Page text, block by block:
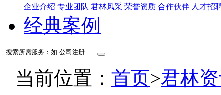
企业介绍 专业团队 君林风采 荣誉资质 合作伙伴 人才招
经典案例
当前位置： 首页>君林